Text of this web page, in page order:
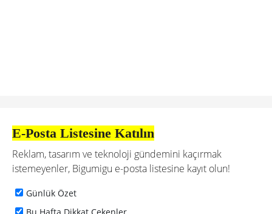
E-Posta Listesine Katılın
Reklam, tasarım ve teknoloji gündemini kaçırmak
istemeyenler, Bigumigu e-posta listesine kayıt olun!
Günlük Özet
Bu Hafta Dikkat Çekenler